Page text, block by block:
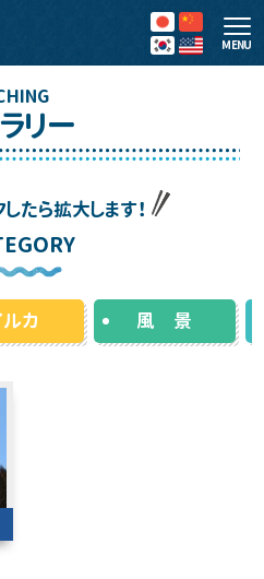
MENU
リー
たら拡大します！
ルカ 風 景